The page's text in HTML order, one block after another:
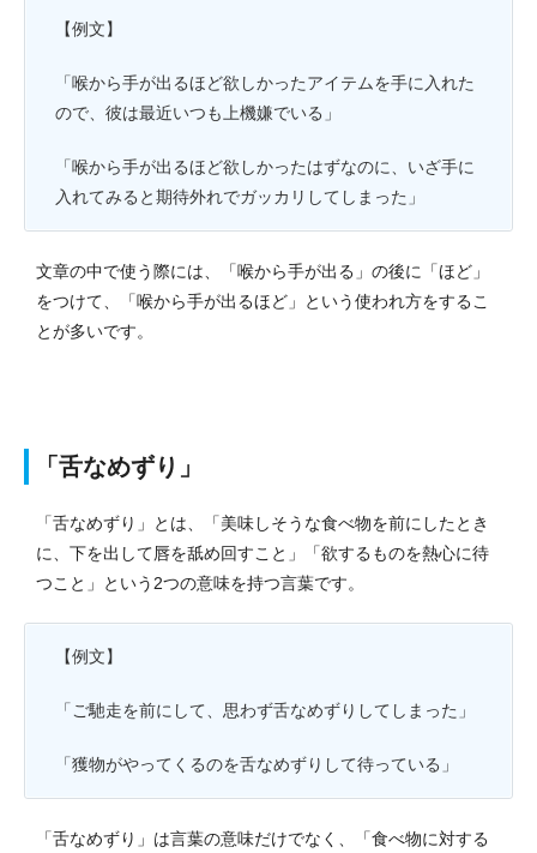
【例文】
「喉から手が出るほど欲しかったアイテムを手に入れた
ので、彼は最近いつも上機嫌でいる」
「喉から手が出るほど欲しかったはずなのに、いざ手に
入れてみると期待外れでガッカリしてしまった」
文章の中で使う際には、「喉から手が出る」の後に「ほど」
をつけて、「喉から手が出るほど」という使われ方をするこ
とが多いです。
「舌なめずり」
「舌なめずり」とは、「美味しそうな食べ物を前にしたとき
に、下を出して唇を舐め回すこと」「欲するものを熱心に待
つこと」という2つの意味を持つ言葉です。
【例文】
「ご馳走を前にして、思わず舌なめずりしてしまった」
「獲物がやってくるのを舌なめずりして待っている」
「舌なめずり」は言葉の意味だけでなく、「食べ物に対する